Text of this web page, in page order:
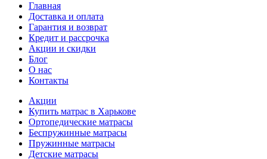
Главная
Доставка и оплата
Гарантия и возврат
Кредит и рассрочка
Акции и скидки
Блог
О нас
Контакты
Акции
Купить матрас в Харькове
Ортопедические матрасы
Беспружинные матрасы
Пружинные матрасы
Детские матрасы